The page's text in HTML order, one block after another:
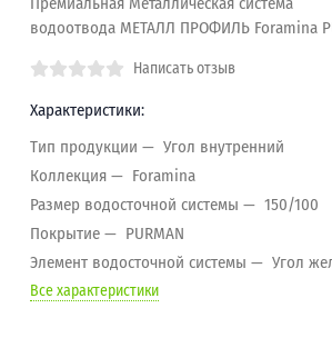
водоотвода МЕТАЛЛ ПРОФИЛЬ Foramina
Написать отзыв
Характеристики:
Тип продукции
Угол внутренний
Коллекция
Foramina
Размер водосточной системы
150/100
Покрытие
PURMAN
Элемент водосточной системы
Угол
Все характеристики